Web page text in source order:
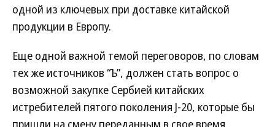
одной из ключевых при доставке китайской
продукции в Европу.
Еще одной важной темой переговоров, по словам
тех же источников “Ъ”, должен стать вопрос о
возможной закупке Сербией китайских
истребителей пятого поколения J-20, которые бы
пришли на смену переданным в свое время